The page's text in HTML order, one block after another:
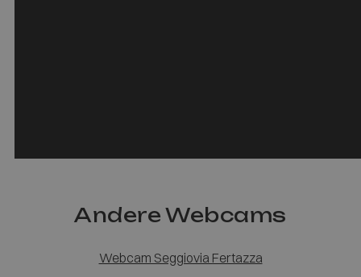
Andere Webcams
Webcam Seggiovia Fertazza